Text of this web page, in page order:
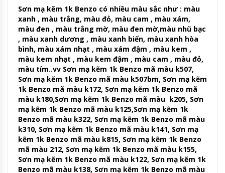
Sơn mạ kẽm 1k Benzo có nhiều màu sắc như : màu
xanh , màu trắng, màu đỏ, màu cam , màu xám,
màu đen , màu trắng mờ, màu đen mờ,màu nhũ bạc
, màu xanh dương , màu xanh biển, màu xanh hòa
bình, màu xám nhạt , màu xám đậm , màu kem ,
màu kem nhạt , màu kem đậm , màu cam , màu đỏ,
màu tím..vv Sơn mạ kẽm 1k Benzo mã màu k507,
Sơn mạ kẽm 1k Benzo mã màu k507bm, Sơn mạ kẽm
1k Benzo mã màu k172, Sơn mạ kẽm 1k Benzo mã
màu k180,Sơn mạ kẽm 1k Benzo mã màu k205, Sơn
mạ kẽm 1k Benzo mã màu k125,Sơn mạ kẽm 1k
Benzo mã màu k322, Sơn mạ kẽm 1k Benzo mã màu
k310, Sơn mạ kẽm 1k Benzo mã màu k141, Sơn mạ
kẽm 1k Benzo mã màu k815, Sơn mạ kẽm 1k Benzo
mã màu 212, Sơn mạ kẽm 1k Benzo mã màu k155,
Sơn mạ kẽm 1k Benzo mã màu k122, Sơn mạ kẽm 1k
Benzo mã màu k138, Sơn mạ kẽm 1k Benzo mã màu